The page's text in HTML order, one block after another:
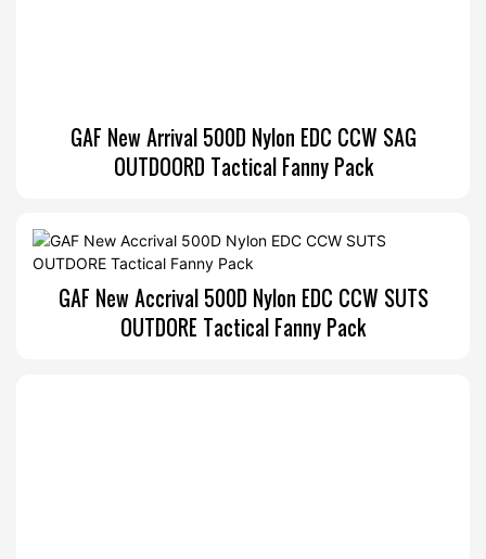
GAF New Arrival 500D Nylon EDC CCW SAG
OUTDOORD Tactical Fanny Pack
GAF New Accrival 500D Nylon EDC CCW SUTS
OUTDORE Tactical Fanny Pack